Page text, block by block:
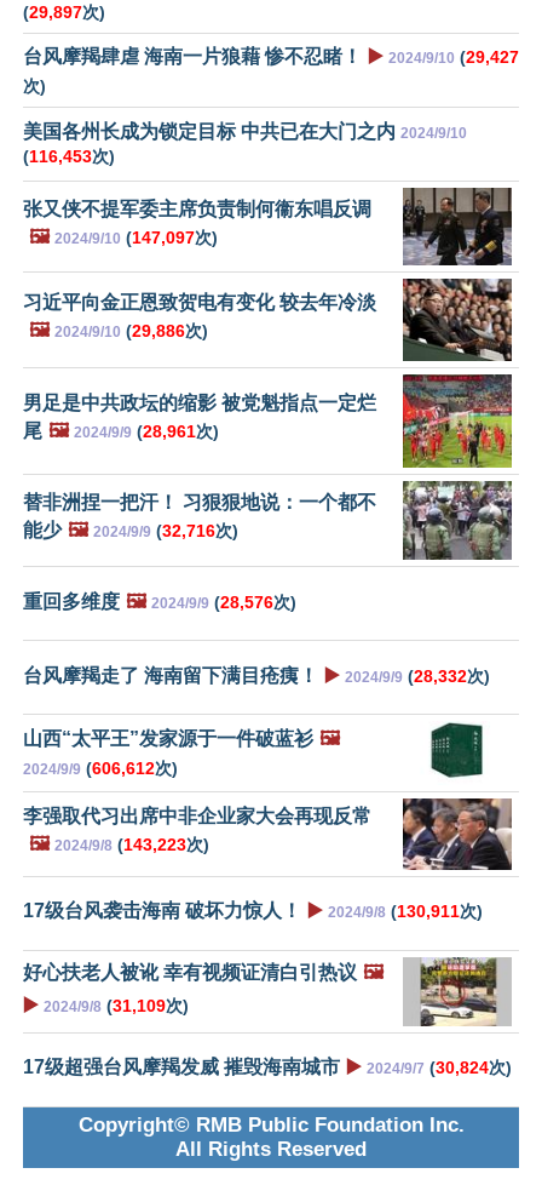
(29,897次)
台风摩羯肆虐 海南一片狼藉 惨不忍睹！ ▶️ 2024/9/10 (29,427
次)
美国各州长成为锁定目标 中共已在大门之内 2024/9/10
(116,453次)
张又侠不提军委主席负责制何衞东唱反调
🖼️ 2024/9/10 (147,097次)
习近平向金正恩致贺电有变化 较去年冷淡
🖼️ 2024/9/10 (29,886次)
男足是中共政坛的缩影 被党魁指点一定烂
尾 🖼️ 2024/9/9 (28,961次)
替非洲捏一把汗！ 习狠狠地说：一个都不
能少 🖼️ 2024/9/9 (32,716次)
重回多维度 🖼️ 2024/9/9 (28,576次)
台风摩羯走了 海南留下满目疮痍！ ▶️ 2024/9/9 (28,332次)
山西“太平王”发家源于一件破蓝衫 🖼️
2024/9/9 (606,612次)
李强取代习出席中非企业家大会再现反常
🖼️ 2024/9/8 (143,223次)
17级台风袭击海南 破坏力惊人！ ▶️ 2024/9/8 (130,911次)
好心扶老人被讹 幸有视频证清白引热议 🖼️
▶️ 2024/9/8 (31,109次)
17级超强台风摩羯发威 摧毁海南城市 ▶️ 2024/9/7 (30,824次)
Copyright© RMB Public Foundation Inc.
All Rights Reserved